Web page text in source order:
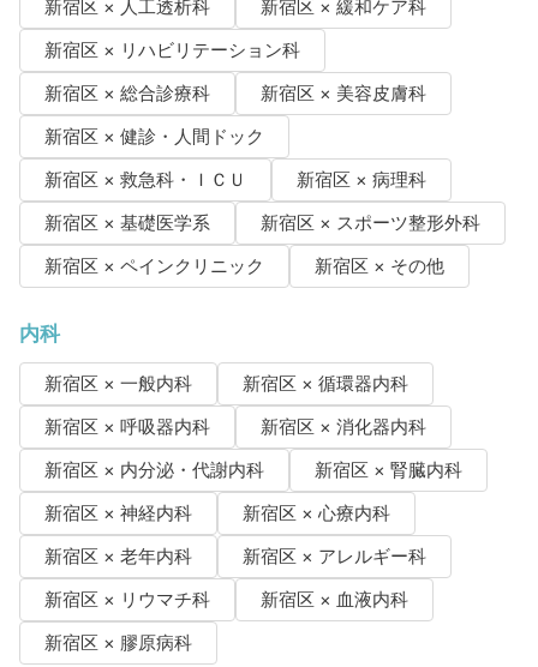
新宿区 × 人工透析科
新宿区 × 緩和ケア科
新宿区 × リハビリテーション科
新宿区 × 総合診療科
新宿区 × 美容皮膚科
新宿区 × 健診・人間ドック
新宿区 × 救急科・ＩＣＵ
新宿区 × 病理科
新宿区 × 基礎医学系
新宿区 × スポーツ整形外科
新宿区 × ペインクリニック
新宿区 × その他
内科
新宿区 × 一般内科
新宿区 × 循環器内科
新宿区 × 呼吸器内科
新宿区 × 消化器内科
新宿区 × 内分泌・代謝内科
新宿区 × 腎臓内科
新宿区 × 神経内科
新宿区 × 心療内科
新宿区 × 老年内科
新宿区 × アレルギー科
新宿区 × リウマチ科
新宿区 × 血液内科
新宿区 × 膠原病科